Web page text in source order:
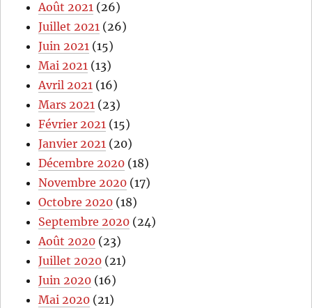
Août 2021 (26)
Juillet 2021 (26)
Juin 2021 (15)
Mai 2021 (13)
Avril 2021 (16)
Mars 2021 (23)
Février 2021 (15)
Janvier 2021 (20)
Décembre 2020 (18)
Novembre 2020 (17)
Octobre 2020 (18)
Septembre 2020 (24)
Août 2020 (23)
Juillet 2020 (21)
Juin 2020 (16)
Mai 2020 (21)